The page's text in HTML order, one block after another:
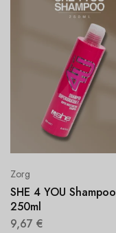
Zorg
SHE 4 YOU Shampoo
250ml
9,67 €